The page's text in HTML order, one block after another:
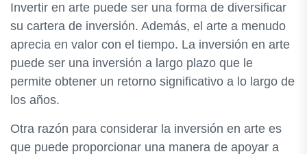
Invertir en arte puede ser una forma de diversificar
su cartera de inversión. Además, el arte a menudo
aprecia en valor con el tiempo. La inversión en arte
puede ser una inversión a largo plazo que le
permite obtener un retorno significativo a lo largo de
los años.
Otra razón para considerar la inversión en arte es
que puede proporcionar una manera de apoyar a